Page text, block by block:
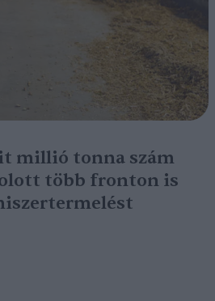
millió tonna szám
több fronton is